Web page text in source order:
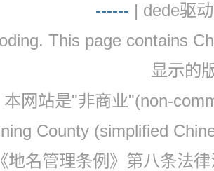
------ | dede驱
This page contains
显示的
本网站是"非商业"(non-
County (simplified
地名管理条例》第八条法